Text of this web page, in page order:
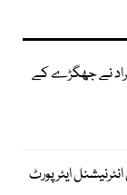
نے جھگڑے کے
ایئرپورٹ